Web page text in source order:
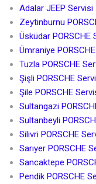
Adalar JEEP Servisi
Zeytinburnu
Üsküdar PORSCHE
Ümraniye
Tuzla PORSCHE
Şişli PORSCHE
Şile PORSCHE
Sultangazi
Sultanbeyli
Silivri PORSCHE
Sarıyer PORSCHE
Sancaktepe
Pendik PORSCHE